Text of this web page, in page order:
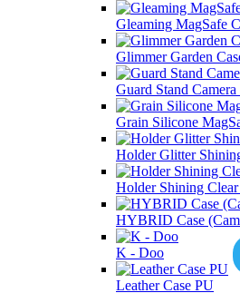
Gleaming MagSafe
Glimmer Garden
Guard Stand Camera
Grain Silicone
Holder Glitter
Holder Shining Clear
HYBRID Case
K - Doo
Leather Case PU